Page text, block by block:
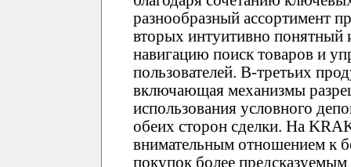
разнообразный ассортимент
вторых интуитивно
навигацию поиск товаров и
пользователей. В-третьих
включающая механизмы
использования условного
обеих сторон сделки. На
внимательным отношением к
покупок более